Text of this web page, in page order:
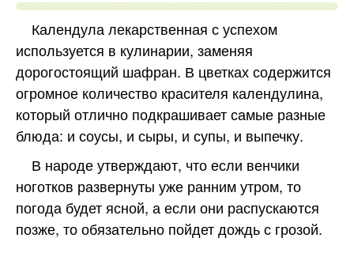
Календула лекарственная с успехом
используется в кулинарии, заменяя
дорогостоящий шафран. В цветках содержится
огромное количество красителя календулина,
который отлично подкрашивает самые разные
блюда: и соусы, и сыры, и супы, и выпечку.
В народе утверждают, что если венчики
ноготков развернуты уже ранним утром, то
погода будет ясной, а если они распускаются
позже, то обязательно пойдет дождь с грозой.